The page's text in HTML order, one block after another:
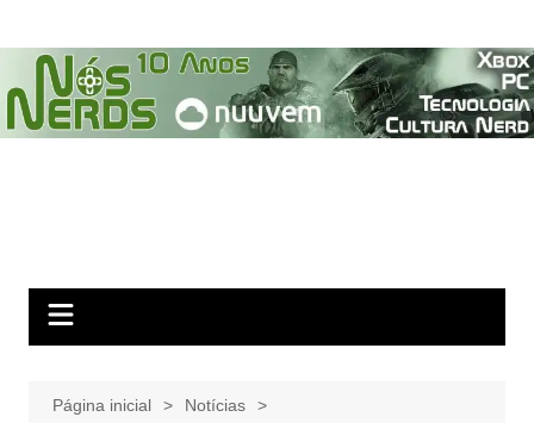
para
conteúdo
Página inicial
Notícias